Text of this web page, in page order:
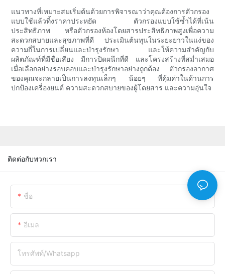
แนวทางที่เหมาะสมเริ่มต้นด้วยการพิจารณาว่าคุณต้องการตัวกรอง
แบบใช้แล้วทิ้งราคาประหยัด ตัวกรองแบบใช้ซ้ำได้ที่เน้น
ประสิทธิภาพ หรือตัวกรองห้องโดยสารประสิทธิภาพสูงเพื่อความ
สะดวกสบายและสุขภาพที่ดี ประเมินต้นทุนในระยะยาวในแง่ของ
ความถี่ในการเปลี่ยนและบำรุงรักษา และให้ความสำคัญกับ
ผลิตภัณฑ์ที่มีชื่อเสียง มีการปิดผนึกที่ดี และโครงสร้างที่สม่ำเสมอ
เมื่อเลือกอย่างรอบคอบและบำรุงรักษาอย่างถูกต้อง ตัวกรองอากาศ
ของคุณจะกลายเป็นการลงทุนเล็กๆ น้อยๆ ที่คุ้มค่าในด้านการ
ปกป้องเครื่องยนต์ ความสะดวกสบายของผู้โดยสาร และความอุ่นใจ
ติดต่อกับพวกเรา
ชื่อ
อีเมล
โทรศัพท์/whatsapp